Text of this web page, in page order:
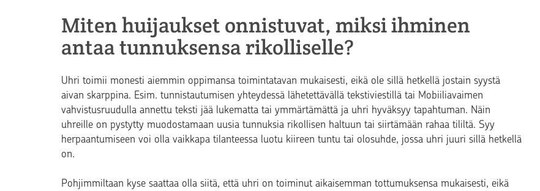
Miten huijaukset onnistuvat, miksi ihminen
antaa tunnuksensa rikolliselle?
Uhri toimii monesti aiemmin oppimansa toimintatavan mukaisesti, eikä ole sillä hetkellä jostain syystä
aivan skarppina. Esim. tunnistautumisen yhteydessä lähetettävällä tekstiviestillä tai Mobiiliavaimen
vahvistusruudulla annettu teksti jää lukematta tai ymmärtämättä ja uhri hyväksyy tapahtuman. Näin
uhreille on pystytty muodostamaan uusia tunnuksia rikollisen haltuun tai siirtämään rahaa tililtä. Syy
herpaantumiseen voi olla vaikkapa tilanteessa luotu kiireen tuntu tai olosuhde, jossa uhri juuri sillä hetkellä
on.
Pohjimmiltaan kyse saattaa olla siitä, että uhri on toiminut aikaisemman tottumuksensa mukaisesti, eikä